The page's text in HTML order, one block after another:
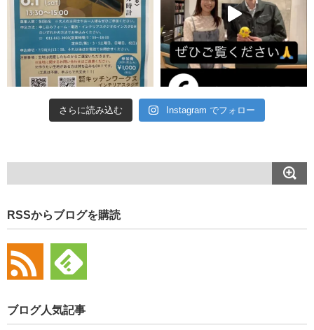
さらに読み込む Instagram でフォロー
RSSからブログを購読
ブログ人気記事